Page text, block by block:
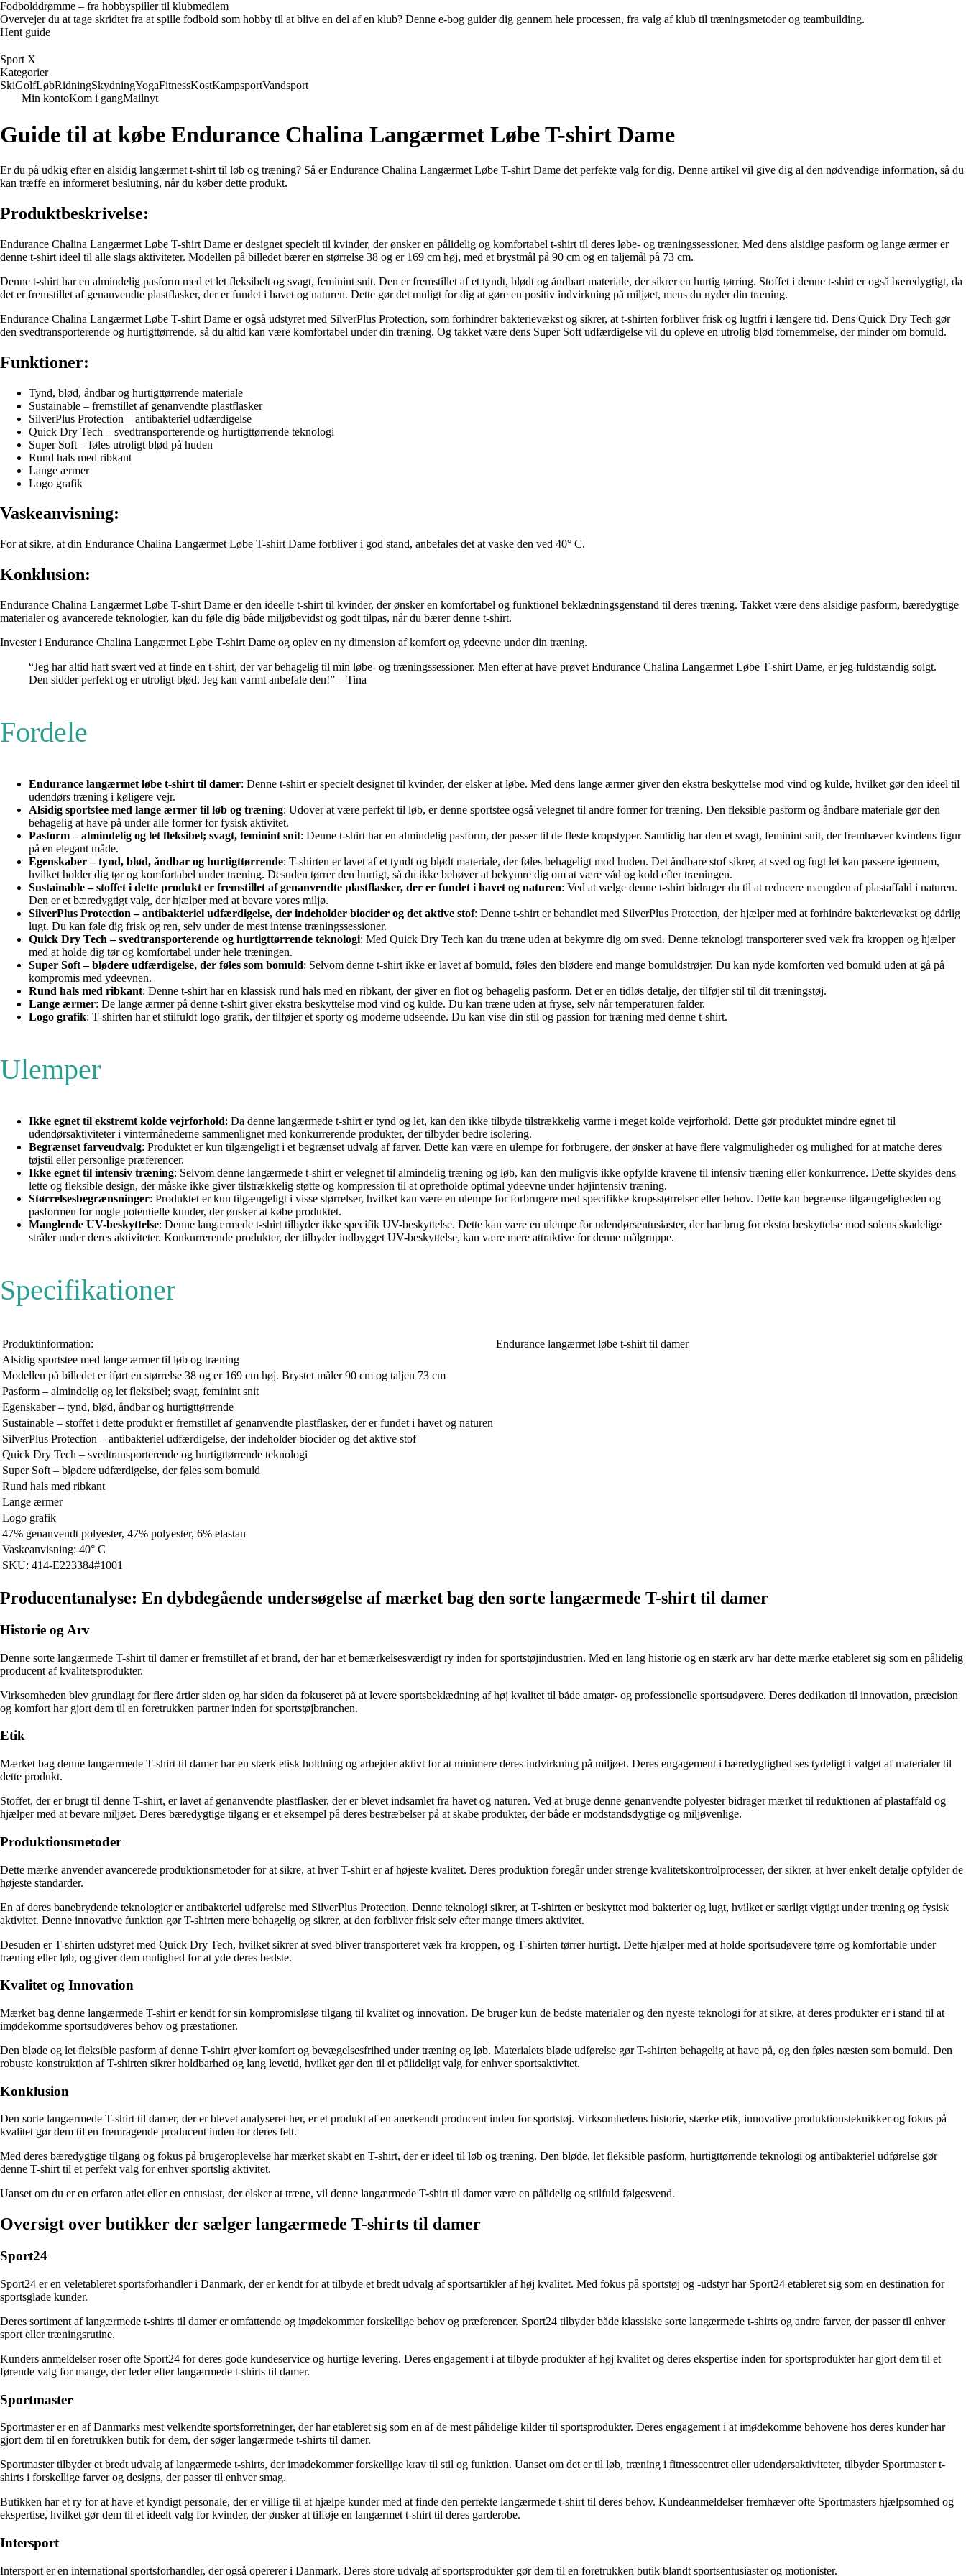
Fodbolddrømme – fra hobbyspiller til klubmedlem
Overvejer du at tage skridtet fra at spille fodbold som hobby til at blive en del af en klub? Denne e-bog guider dig gennem hele processen, fra valg af klub til træningsmetoder og teambuilding.
Hent guide
Sport X
Kategorier
SkiGolfLøbRidningSkydningYogaFitnessKostKampsportVandsport
Min kontoKom i gangMailnyt
Guide til at købe Endurance Chalina Langærmet Løbe T-shirt Dame
Er du på udkig efter en alsidig langærmet t-shirt til løb og træning? Så er Endurance Chalina Langærmet Løbe T-shirt Dame det perfekte valg for dig. Denne artikel vil give dig al den nødvendige information, så du
kan træffe en informeret beslutning, når du køber dette produkt.
Produktbeskrivelse:
Endurance Chalina Langærmet Løbe T-shirt Dame er designet specielt til kvinder, der ønsker en pålidelig og komfortabel t-shirt til deres løbe- og træningssessioner. Med dens alsidige pasform og lange ærmer er
denne t-shirt ideel til alle slags aktiviteter. Modellen på billedet bærer en størrelse 38 og er 169 cm høj, med et brystmål på 90 cm og en taljemål på 73 cm.
Denne t-shirt har en almindelig pasform med et let fleksibelt og svagt, feminint snit. Den er fremstillet af et tyndt, blødt og åndbart materiale, der sikrer en hurtig tørring. Stoffet i denne t-shirt er også bæredygtigt, da
det er fremstillet af genanvendte plastflasker, der er fundet i havet og naturen. Dette gør det muligt for dig at gøre en positiv indvirkning på miljøet, mens du nyder din træning.
Endurance Chalina Langærmet Løbe T-shirt Dame er også udstyret med SilverPlus Protection, som forhindrer bakterievækst og sikrer, at t-shirten forbliver frisk og lugtfri i længere tid. Dens Quick Dry Tech gør
den svedtransporterende og hurtigttørrende, så du altid kan være komfortabel under din træning. Og takket være dens Super Soft udfærdigelse vil du opleve en utrolig blød fornemmelse, der minder om bomuld.
Funktioner:
Tynd, blød, åndbar og hurtigttørrende materiale
Sustainable – fremstillet af genanvendte plastflasker
SilverPlus Protection – antibakteriel udfærdigelse
Quick Dry Tech – svedtransporterende og hurtigttørrende teknologi
Super Soft – føles utroligt blød på huden
Rund hals med ribkant
Lange ærmer
Logo grafik
Vaskeanvisning:
For at sikre, at din Endurance Chalina Langærmet Løbe T-shirt Dame forbliver i god stand, anbefales det at vaske den ved 40° C.
Konklusion:
Endurance Chalina Langærmet Løbe T-shirt Dame er den ideelle t-shirt til kvinder, der ønsker en komfortabel og funktionel beklædningsgenstand til deres træning. Takket være dens alsidige pasform, bæredygtige
materialer og avancerede teknologier, kan du føle dig både miljøbevidst og godt tilpas, når du bærer denne t-shirt.
Invester i Endurance Chalina Langærmet Løbe T-shirt Dame og oplev en ny dimension af komfort og ydeevne under din træning.
“Jeg har altid haft svært ved at finde en t-shirt, der var behagelig til min løbe- og træningssessioner. Men efter at have prøvet Endurance Chalina Langærmet Løbe T-shirt Dame, er jeg fuldstændig solgt.
Den sidder perfekt og er utroligt blød. Jeg kan varmt anbefale den!” – Tina
Fordele
Endurance langærmet løbe t-shirt til damer: Denne t-shirt er specielt designet til kvinder, der elsker at løbe. Med dens lange ærmer giver den ekstra beskyttelse mod vind og kulde, hvilket gør den ideel til
udendørs træning i køligere vejr.
Alsidig sportstee med lange ærmer til løb og træning: Udover at være perfekt til løb, er denne sportstee også velegnet til andre former for træning. Den fleksible pasform og åndbare materiale gør den
behagelig at have på under alle former for fysisk aktivitet.
Pasform – almindelig og let fleksibel; svagt, feminint snit: Denne t-shirt har en almindelig pasform, der passer til de fleste kropstyper. Samtidig har den et svagt, feminint snit, der fremhæver kvindens figur
på en elegant måde.
Egenskaber – tynd, blød, åndbar og hurtigttørrende: T-shirten er lavet af et tyndt og blødt materiale, der føles behageligt mod huden. Det åndbare stof sikrer, at sved og fugt let kan passere igennem,
hvilket holder dig tør og komfortabel under træning. Desuden tørrer den hurtigt, så du ikke behøver at bekymre dig om at være våd og kold efter træningen.
Sustainable – stoffet i dette produkt er fremstillet af genanvendte plastflasker, der er fundet i havet og naturen: Ved at vælge denne t-shirt bidrager du til at reducere mængden af plastaffald i naturen.
Den er et bæredygtigt valg, der hjælper med at bevare vores miljø.
SilverPlus Protection – antibakteriel udfærdigelse, der indeholder biocider og det aktive stof: Denne t-shirt er behandlet med SilverPlus Protection, der hjælper med at forhindre bakterievækst og dårlig
lugt. Du kan føle dig frisk og ren, selv under de mest intense træningssessioner.
Quick Dry Tech – svedtransporterende og hurtigttørrende teknologi: Med Quick Dry Tech kan du træne uden at bekymre dig om sved. Denne teknologi transporterer sved væk fra kroppen og hjælper
med at holde dig tør og komfortabel under hele træningen.
Super Soft – blødere udfærdigelse, der føles som bomuld: Selvom denne t-shirt ikke er lavet af bomuld, føles den blødere end mange bomuldstrøjer. Du kan nyde komforten ved bomuld uden at gå på
kompromis med ydeevnen.
Rund hals med ribkant: Denne t-shirt har en klassisk rund hals med en ribkant, der giver en flot og behagelig pasform. Det er en tidløs detalje, der tilføjer stil til dit træningstøj.
Lange ærmer: De lange ærmer på denne t-shirt giver ekstra beskyttelse mod vind og kulde. Du kan træne uden at fryse, selv når temperaturen falder.
Logo grafik: T-shirten har et stilfuldt logo grafik, der tilføjer et sporty og moderne udseende. Du kan vise din stil og passion for træning med denne t-shirt.
Ulemper
Ikke egnet til ekstremt kolde vejrforhold: Da denne langærmede t-shirt er tynd og let, kan den ikke tilbyde tilstrækkelig varme i meget kolde vejrforhold. Dette gør produktet mindre egnet til
udendørsaktiviteter i vintermånederne sammenlignet med konkurrerende produkter, der tilbyder bedre isolering.
Begrænset farveudvalg: Produktet er kun tilgængeligt i et begrænset udvalg af farver. Dette kan være en ulempe for forbrugere, der ønsker at have flere valgmuligheder og mulighed for at matche deres
tøjstil eller personlige præferencer.
Ikke egnet til intensiv træning: Selvom denne langærmede t-shirt er velegnet til almindelig træning og løb, kan den muligvis ikke opfylde kravene til intensiv træning eller konkurrence. Dette skyldes dens
lette og fleksible design, der måske ikke giver tilstrækkelig støtte og kompression til at opretholde optimal ydeevne under højintensiv træning.
Størrelsesbegrænsninger: Produktet er kun tilgængeligt i visse størrelser, hvilket kan være en ulempe for forbrugere med specifikke kropsstørrelser eller behov. Dette kan begrænse tilgængeligheden og
pasformen for nogle potentielle kunder, der ønsker at købe produktet.
Manglende UV-beskyttelse: Denne langærmede t-shirt tilbyder ikke specifik UV-beskyttelse. Dette kan være en ulempe for udendørsentusiaster, der har brug for ekstra beskyttelse mod solens skadelige
stråler under deres aktiviteter. Konkurrerende produkter, der tilbyder indbygget UV-beskyttelse, kan være mere attraktive for denne målgruppe.
Specifikationer
Produktinformation:
Endurance langærmet løbe t-shirt til damer
Alsidig sportstee med lange ærmer til løb og træning
Modellen på billedet er iført en størrelse 38 og er 169 cm høj. Brystet måler 90 cm og taljen 73 cm
Pasform – almindelig og let fleksibel; svagt, feminint snit
Egenskaber – tynd, blød, åndbar og hurtigttørrende
Sustainable – stoffet i dette produkt er fremstillet af genanvendte plastflasker, der er fundet i havet og naturen
SilverPlus Protection – antibakteriel udfærdigelse, der indeholder biocider og det aktive stof
Quick Dry Tech – svedtransporterende og hurtigttørrende teknologi
Super Soft – blødere udfærdigelse, der føles som bomuld
Rund hals med ribkant
Lange ærmer
Logo grafik
47% genanvendt polyester, 47% polyester, 6% elastan
Vaskeanvisning: 40° C
SKU: 414-E223384#1001
Producentanalyse: En dybdegående undersøgelse af mærket bag den sorte langærmede T-shirt til damer
Historie og Arv
Denne sorte langærmede T-shirt til damer er fremstillet af et brand, der har et bemærkelsesværdigt ry inden for sportstøjindustrien. Med en lang historie og en stærk arv har dette mærke etableret sig som en pålidelig
producent af kvalitetsprodukter.
Virksomheden blev grundlagt for flere årtier siden og har siden da fokuseret på at levere sportsbeklædning af høj kvalitet til både amatør- og professionelle sportsudøvere. Deres dedikation til innovation, præcision
og komfort har gjort dem til en foretrukken partner inden for sportstøjbranchen.
Etik
Mærket bag denne langærmede T-shirt til damer har en stærk etisk holdning og arbejder aktivt for at minimere deres indvirkning på miljøet. Deres engagement i bæredygtighed ses tydeligt i valget af materialer til
dette produkt.
Stoffet, der er brugt til denne T-shirt, er lavet af genanvendte plastflasker, der er blevet indsamlet fra havet og naturen. Ved at bruge denne genanvendte polyester bidrager mærket til reduktionen af plastaffald og
hjælper med at bevare miljøet. Deres bæredygtige tilgang er et eksempel på deres bestræbelser på at skabe produkter, der både er modstandsdygtige og miljøvenlige.
Produktionsmetoder
Dette mærke anvender avancerede produktionsmetoder for at sikre, at hver T-shirt er af højeste kvalitet. Deres produktion foregår under strenge kvalitetskontrolprocesser, der sikrer, at hver enkelt detalje opfylder de
højeste standarder.
En af deres banebrydende teknologier er antibakteriel udførelse med SilverPlus Protection. Denne teknologi sikrer, at T-shirten er beskyttet mod bakterier og lugt, hvilket er særligt vigtigt under træning og fysisk
aktivitet. Denne innovative funktion gør T-shirten mere behagelig og sikrer, at den forbliver frisk selv efter mange timers aktivitet.
Desuden er T-shirten udstyret med Quick Dry Tech, hvilket sikrer at sved bliver transporteret væk fra kroppen, og T-shirten tørrer hurtigt. Dette hjælper med at holde sportsudøvere tørre og komfortable under
træning eller løb, og giver dem mulighed for at yde deres bedste.
Kvalitet og Innovation
Mærket bag denne langærmede T-shirt er kendt for sin kompromisløse tilgang til kvalitet og innovation. De bruger kun de bedste materialer og den nyeste teknologi for at sikre, at deres produkter er i stand til at
imødekomme sportsudøveres behov og præstationer.
Den bløde og let fleksible pasform af denne T-shirt giver komfort og bevægelsesfrihed under træning og løb. Materialets bløde udførelse gør T-shirten behagelig at have på, og den føles næsten som bomuld. Den
robuste konstruktion af T-shirten sikrer holdbarhed og lang levetid, hvilket gør den til et pålideligt valg for enhver sportsaktivitet.
Konklusion
Den sorte langærmede T-shirt til damer, der er blevet analyseret her, er et produkt af en anerkendt producent inden for sportstøj. Virksomhedens historie, stærke etik, innovative produktionsteknikker og fokus på
kvalitet gør dem til en fremragende producent inden for deres felt.
Med deres bæredygtige tilgang og fokus på brugeroplevelse har mærket skabt en T-shirt, der er ideel til løb og træning. Den bløde, let fleksible pasform, hurtigttørrende teknologi og antibakteriel udførelse gør
denne T-shirt til et perfekt valg for enhver sportslig aktivitet.
Uanset om du er en erfaren atlet eller en entusiast, der elsker at træne, vil denne langærmede T-shirt til damer være en pålidelig og stilfuld følgesvend.
Oversigt over butikker der sælger langærmede T-shirts til damer
Sport24
Sport24 er en veletableret sportsforhandler i Danmark, der er kendt for at tilbyde et bredt udvalg af sportsartikler af høj kvalitet. Med fokus på sportstøj og -udstyr har Sport24 etableret sig som en destination for
sportsglade kunder.
Deres sortiment af langærmede t-shirts til damer er omfattende og imødekommer forskellige behov og præferencer. Sport24 tilbyder både klassiske sorte langærmede t-shirts og andre farver, der passer til enhver
sport eller træningsrutine.
Kunders anmeldelser roser ofte Sport24 for deres gode kundeservice og hurtige levering. Deres engagement i at tilbyde produkter af høj kvalitet og deres ekspertise inden for sportsprodukter har gjort dem til et
førende valg for mange, der leder efter langærmede t-shirts til damer.
Sportmaster
Sportmaster er en af Danmarks mest velkendte sportsforretninger, der har etableret sig som en af de mest pålidelige kilder til sportsprodukter. Deres engagement i at imødekomme behovene hos deres kunder har
gjort dem til en foretrukken butik for dem, der søger langærmede t-shirts til damer.
Sportmaster tilbyder et bredt udvalg af langærmede t-shirts, der imødekommer forskellige krav til stil og funktion. Uanset om det er til løb, træning i fitnesscentret eller udendørsaktiviteter, tilbyder Sportmaster t-
shirts i forskellige farver og designs, der passer til enhver smag.
Butikken har et ry for at have et kyndigt personale, der er villige til at hjælpe kunder med at finde den perfekte langærmede t-shirt til deres behov. Kundeanmeldelser fremhæver ofte Sportmasters hjælpsomhed og
ekspertise, hvilket gør dem til et ideelt valg for kvinder, der ønsker at tilføje en langærmet t-shirt til deres garderobe.
Intersport
Intersport er en international sportsforhandler, der også opererer i Danmark. Deres store udvalg af sportsprodukter gør dem til en foretrukken butik blandt sportsentusiaster og motionister.